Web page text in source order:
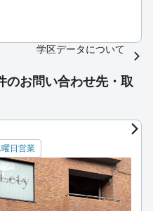
学区データについて
のお問い合わせ先・取
日営業